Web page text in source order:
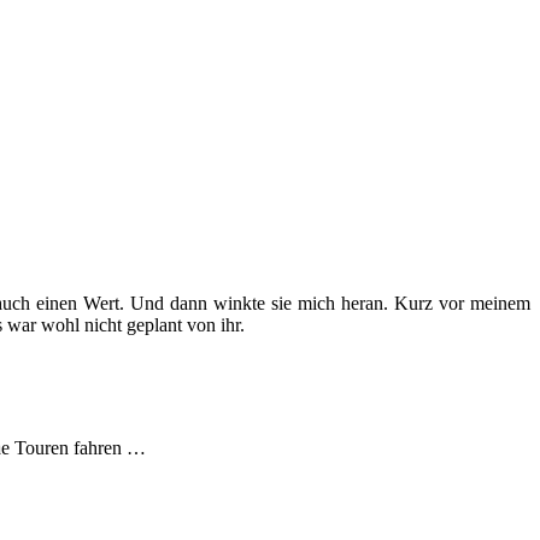
einen Wert. Und dann winkte sie mich heran. Kurz vor meinem
war wohl nicht geplant von ihr.
Touren fahren …